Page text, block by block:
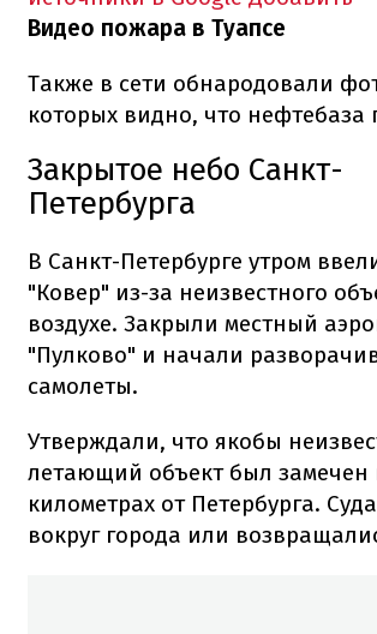
Видео пожара в Туапсе
Также в сети обнародовали
которых видно, что нефтебаза
Закрытое небо Санкт-
Петербурга
В Санкт-Петербурге утром
"Ковер" из-за неизвестного
воздухе. Закрыли местный
"Пулково" и начали
самолеты.
Утверждали, что якобы
летающий объект был замечен
километрах от Петербурга.
вокруг города или